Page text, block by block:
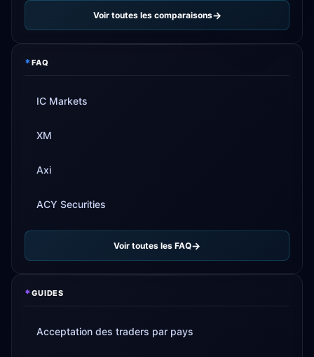
Voir toutes les comparaisons
*FAQ
IC Markets
XM
Axi
ACY Securities
Voir toutes les FAQ
*GUIDES
Acceptation des traders par pays